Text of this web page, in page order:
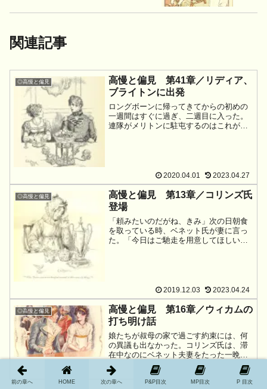
関連記事
◎高慢と偏見
高慢と偏見 第41章／リディア、
ブライトンに出発
ロングボーンに帰ってきてからの初めの
一週間はすぐに過ぎ、二週目に入った。
連隊がメリトンに駐屯するのはこれが最
2020.04.01 2023.04.27
◎高慢と偏見
高慢と偏見 第13章／コリンズ氏
登場
「頼みたいのだがね、きみ」次の日朝食
を取っている時、ベネット氏が妻に言っ
た。「今日はご馳走を用意してほしいの
2019.12.03 2023.04.24
◎高慢と偏見
高慢と偏見 第16章／ウィカムの
打ち明け話
娘たちが叔母の家で過ごす約束には、何
の異議も出なかった。コリンズ氏は、滞
在中なのにベネット夫妻をたった一晩で
も置いていくことは良心がとがめますと
述べたが、それはきっぱり反対された。
そしてコリンズ氏と5人の娘たちは馬車に
2019.12.06 2025.02.07
前の章へ HOME 次の章へ P&P目次 MP目次 P 目次